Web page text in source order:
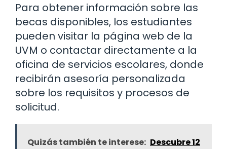
Para obtener información sobre las
becas disponibles, los estudiantes
pueden visitar la página web de la
UVM o contactar directamente a la
oficina de servicios escolares, donde
recibirán asesoría personalizada
sobre los requisitos y procesos de
solicitud.
Quizás también te interese: Descubre 12